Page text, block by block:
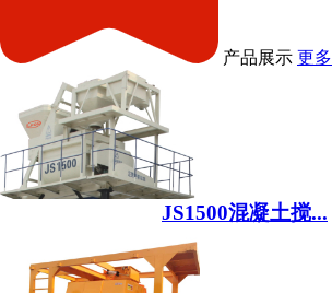
产品展示 更多
JS1500混凝土搅...